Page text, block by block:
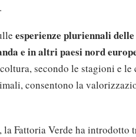
esperienze pluriennali
e in altri paesi nord
secondo le stagioni e le
consentono la
la Fattoria Verde ha introdotto